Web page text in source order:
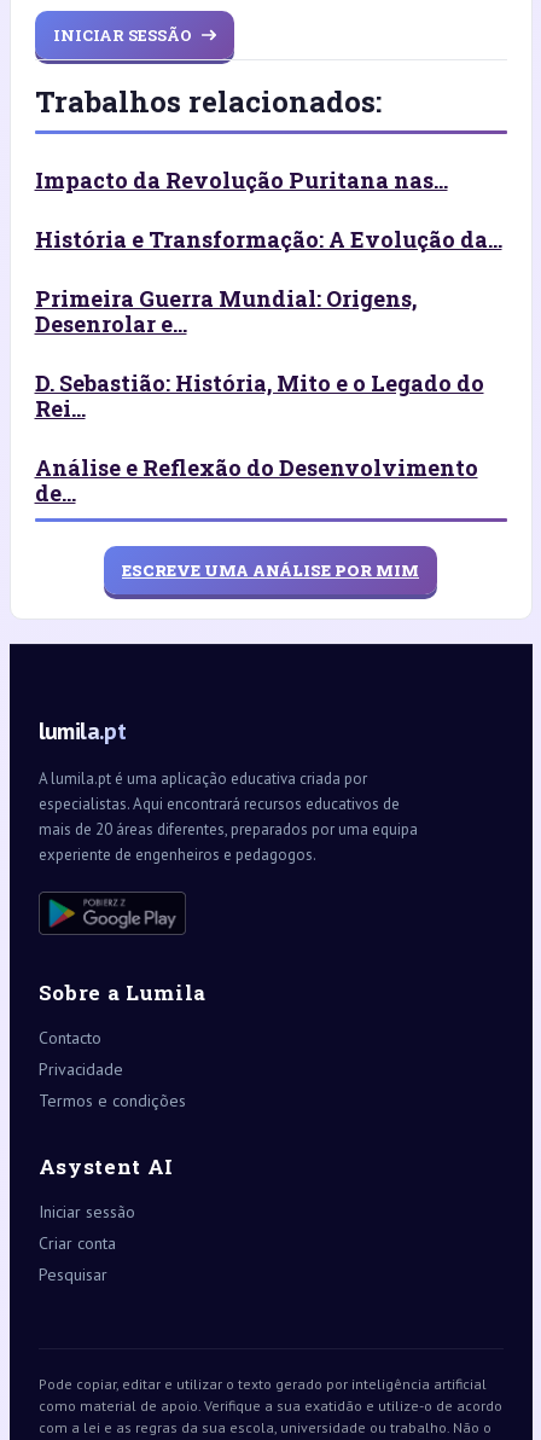
INICIAR SESSÃO
Trabalhos relacionados:
Impacto da Revolução Puritana nas...
História e Transformação: A Evolução da...
Primeira Guerra Mundial: Origens,
Desenrolar e...
D. Sebastião: História, Mito e o Legado do
Rei...
Análise e Reflexão do Desenvolvimento
de...
ESCREVE UMA ANÁLISE POR MIM
lumila.pt
A lumila.pt é uma aplicação educativa criada por
especialistas. Aqui encontrará recursos educativos de
mais de 20 áreas diferentes, preparados por uma equipa
experiente de engenheiros e pedagogos.
Sobre a Lumila
Contacto
Privacidade
Termos e condições
Asystent AI
Iniciar sessão
Criar conta
Pesquisar
Pode copiar, editar e utilizar o texto gerado por inteligência artificial
como material de apoio. Verifique a sua exatidão e utilize-o de acordo
com a lei e as regras da sua escola, universidade ou trabalho. Não o